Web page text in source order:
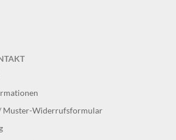
Muster-Widerrufsformular